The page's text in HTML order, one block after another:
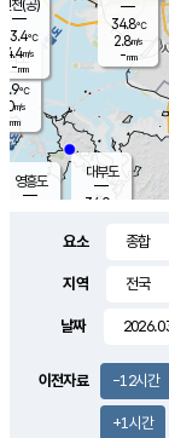
의도
℃
m/s
mm
영흥도
대부도
34.0
인천(공)
33.4℃
4.4m/s
-mm
34.8℃
2.8m/s
-mm
요소
지역
날짜
이전자료 -12시간
+1시간